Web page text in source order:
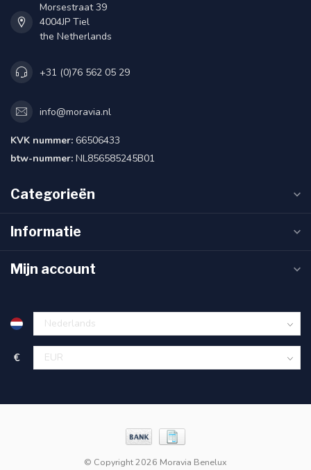
Morsestraat 39
4004JP Tiel
the Netherlands
+31 (0)76 562 05 29
info@moravia.nl
KVK nummer: 66506433
btw-nummer: NL856585245B01
Categorieën
Informatie
Mijn account
€
© Copyright 2026 Moravia Benelux